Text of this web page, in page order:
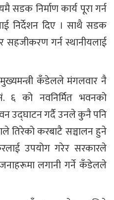
सडक निर्माण कार्य पूरा गर्न
निर्देशन दिए । साथै सडक
सहजीकरण गर्न स्थानीयलाई
कँडेलले मंगलवार नै
६ को नवनिर्मित भवनको
उद्घाटन गर्दै उनले कुनै पनि
तिरेको करबाटै सञ्चालन हुने
उपयोग गरेर सरकारले
लगानी गर्ने कँडेलले